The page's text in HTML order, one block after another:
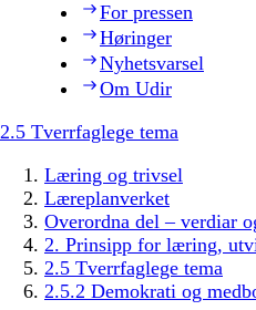
For pressen
Høringer
Nyhetsvarsel
Om Udir
2.5 Tverrfaglege tema
Læring og trivsel
Læreplanverket
Overordna del – verdiar
2. Prinsipp for læring,
2.5 Tverrfaglege tema
2.5.2 Demokrati og